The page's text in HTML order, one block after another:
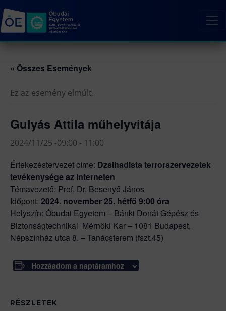
« Összes Események
Ez az esemény elmúlt.
Gulyás Attila műhelyvitája
2024/11/25 -09:00 - 11:00
Értekezéstervezet címe: Dzsihadista terrorszervezetek
tevékenysége az interneten
Témavezető: Prof. Dr. Besenyő János
Időpont: 2024. november 25. hétfő 9:00 óra
Helyszín: Óbudai Egyetem – Bánki Donát Gépész és
Biztonságtechnikai Mérnöki Kar – 1081 Budapest,
Népszínház utca 8. – Tanácsterem (fszt.45)
Hozzáadom a naptáramhoz
RÉSZLETEK